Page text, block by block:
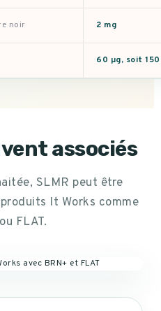
noir 2 mg
60 µg, soit 150
associés
SLMR peut être
It Works comme
FLAT.